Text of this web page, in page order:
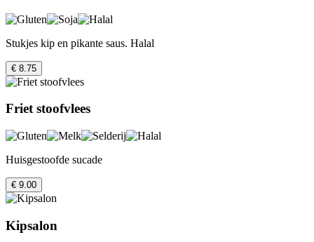
Stukjes kip en pikante saus. Halal
€ 8.75
Friet stoofvlees
Huisgestoofde sucade
€ 9.00
Kipsalon